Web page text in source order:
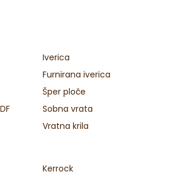
Iverica
Furnirana iverica
Šper ploče
Sobna vrata
Vratna krila
Kerrock